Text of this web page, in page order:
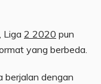
Liga 2 2020 pun
yang berbeda.
berjalan dengan